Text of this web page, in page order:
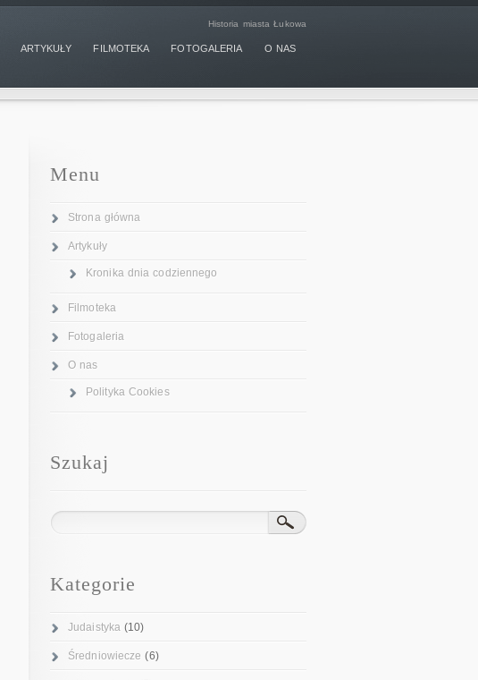
Historia miasta Łukowa
ARTYKUŁY FILMOTEKA FOTOGALERIA O NAS
Menu
Strona główna
Artykuły
Kronika dnia codziennego
Filmoteka
Fotogaleria
O nas
Polityka Cookies
Szukaj
Kategorie
Judaistyka (10)
Średniowiecze (6)